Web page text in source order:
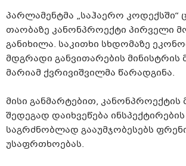
პარლამენტმა „საჰაერო კოდექსში“
თაობაზე კანონპროექტი პირველი
განიხილა. საკითხი სხდომაზე
მდგრადი განვითარების
მარიამ ქვრივიშვილმა წარადგინა.
მისი განმარტებით, კანონპროექტის
შედეგად დაიხვეწება
საგრძნობლად გააუმჯობესებს
უსაფრთხოებას.